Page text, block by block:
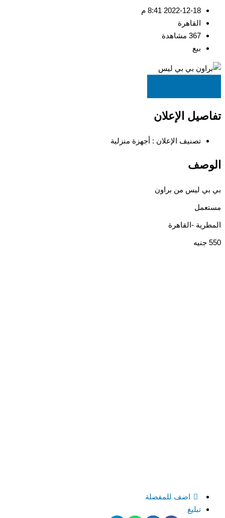
2022-12-18 8:41 م
القاهرة
367 مشاهدة
بيع
تفاصيل الإعلان
تصنيف الإعلان : أجهزة منزلية
الوصف
بي بي ليس من براون
مستعمل
المطرية -القاهرة
550 جنيه
اضف للمفضلة
تبليغ